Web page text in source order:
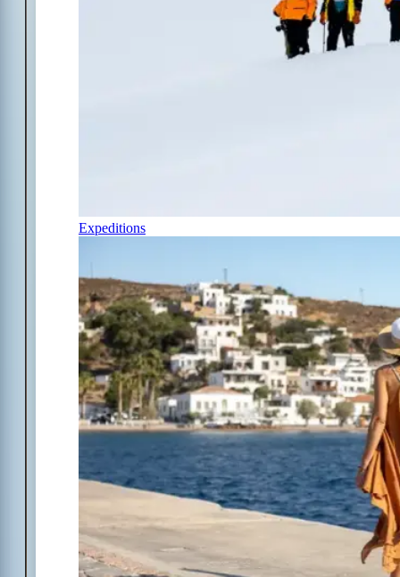
Expeditions